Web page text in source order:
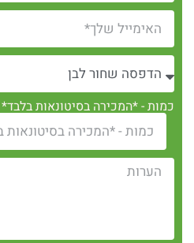
כמות - *המכירה בסיטונאות בלבד*